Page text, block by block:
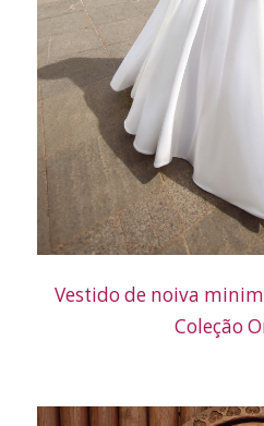
Vestido de noiva
Coleção